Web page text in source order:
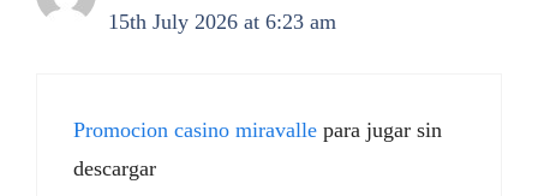
15th July 2026 at 6:23 am
Promocion casino miravalle para jugar sin
descargar